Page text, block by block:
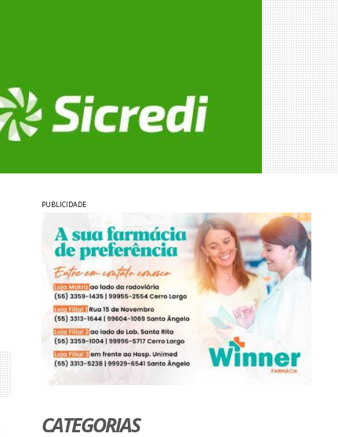
PUBLICIDADE
CATEGORIAS